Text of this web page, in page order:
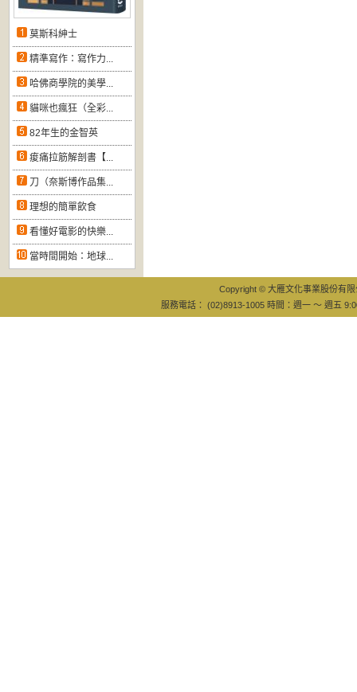
莫斯科紳士
精準寫作：寫作力...
哈佛商學院的美學...
貓咪也瘋狂（全彩...
82年生的金智英
痠痛拉筋解剖書【...
刀（奈斯博作品集...
理想的簡單飲食
看懂好電影的快樂...
當時間開始：地球...
Copyright © 大雁文化事業股份有
服務電話： (02)8913-1005 時間：週一 ～ 週五